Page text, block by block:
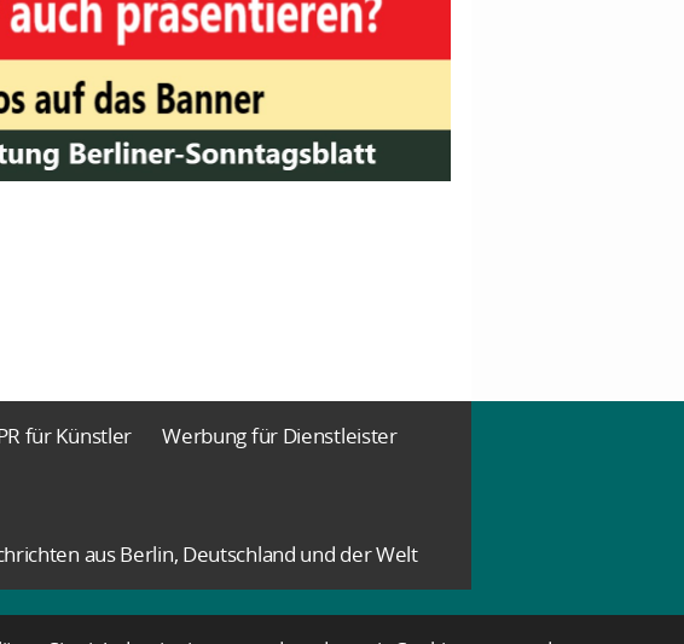
für Künstler
Werbung für Dienstleister
aus Berlin, Deutschland und der Welt